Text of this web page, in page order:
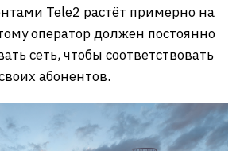
Tele2 растёт примерно на
оператор должен постоянно
сеть, чтобы соответствовать
абонентов.